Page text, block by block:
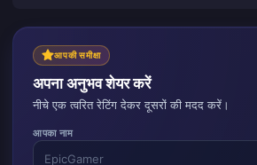
आपकी समीक्षा
अपना अनुभव शेयर करें
नीचे एक त्वरित रेटिंग देकर दूसरों की मदद करें।
आपका नाम